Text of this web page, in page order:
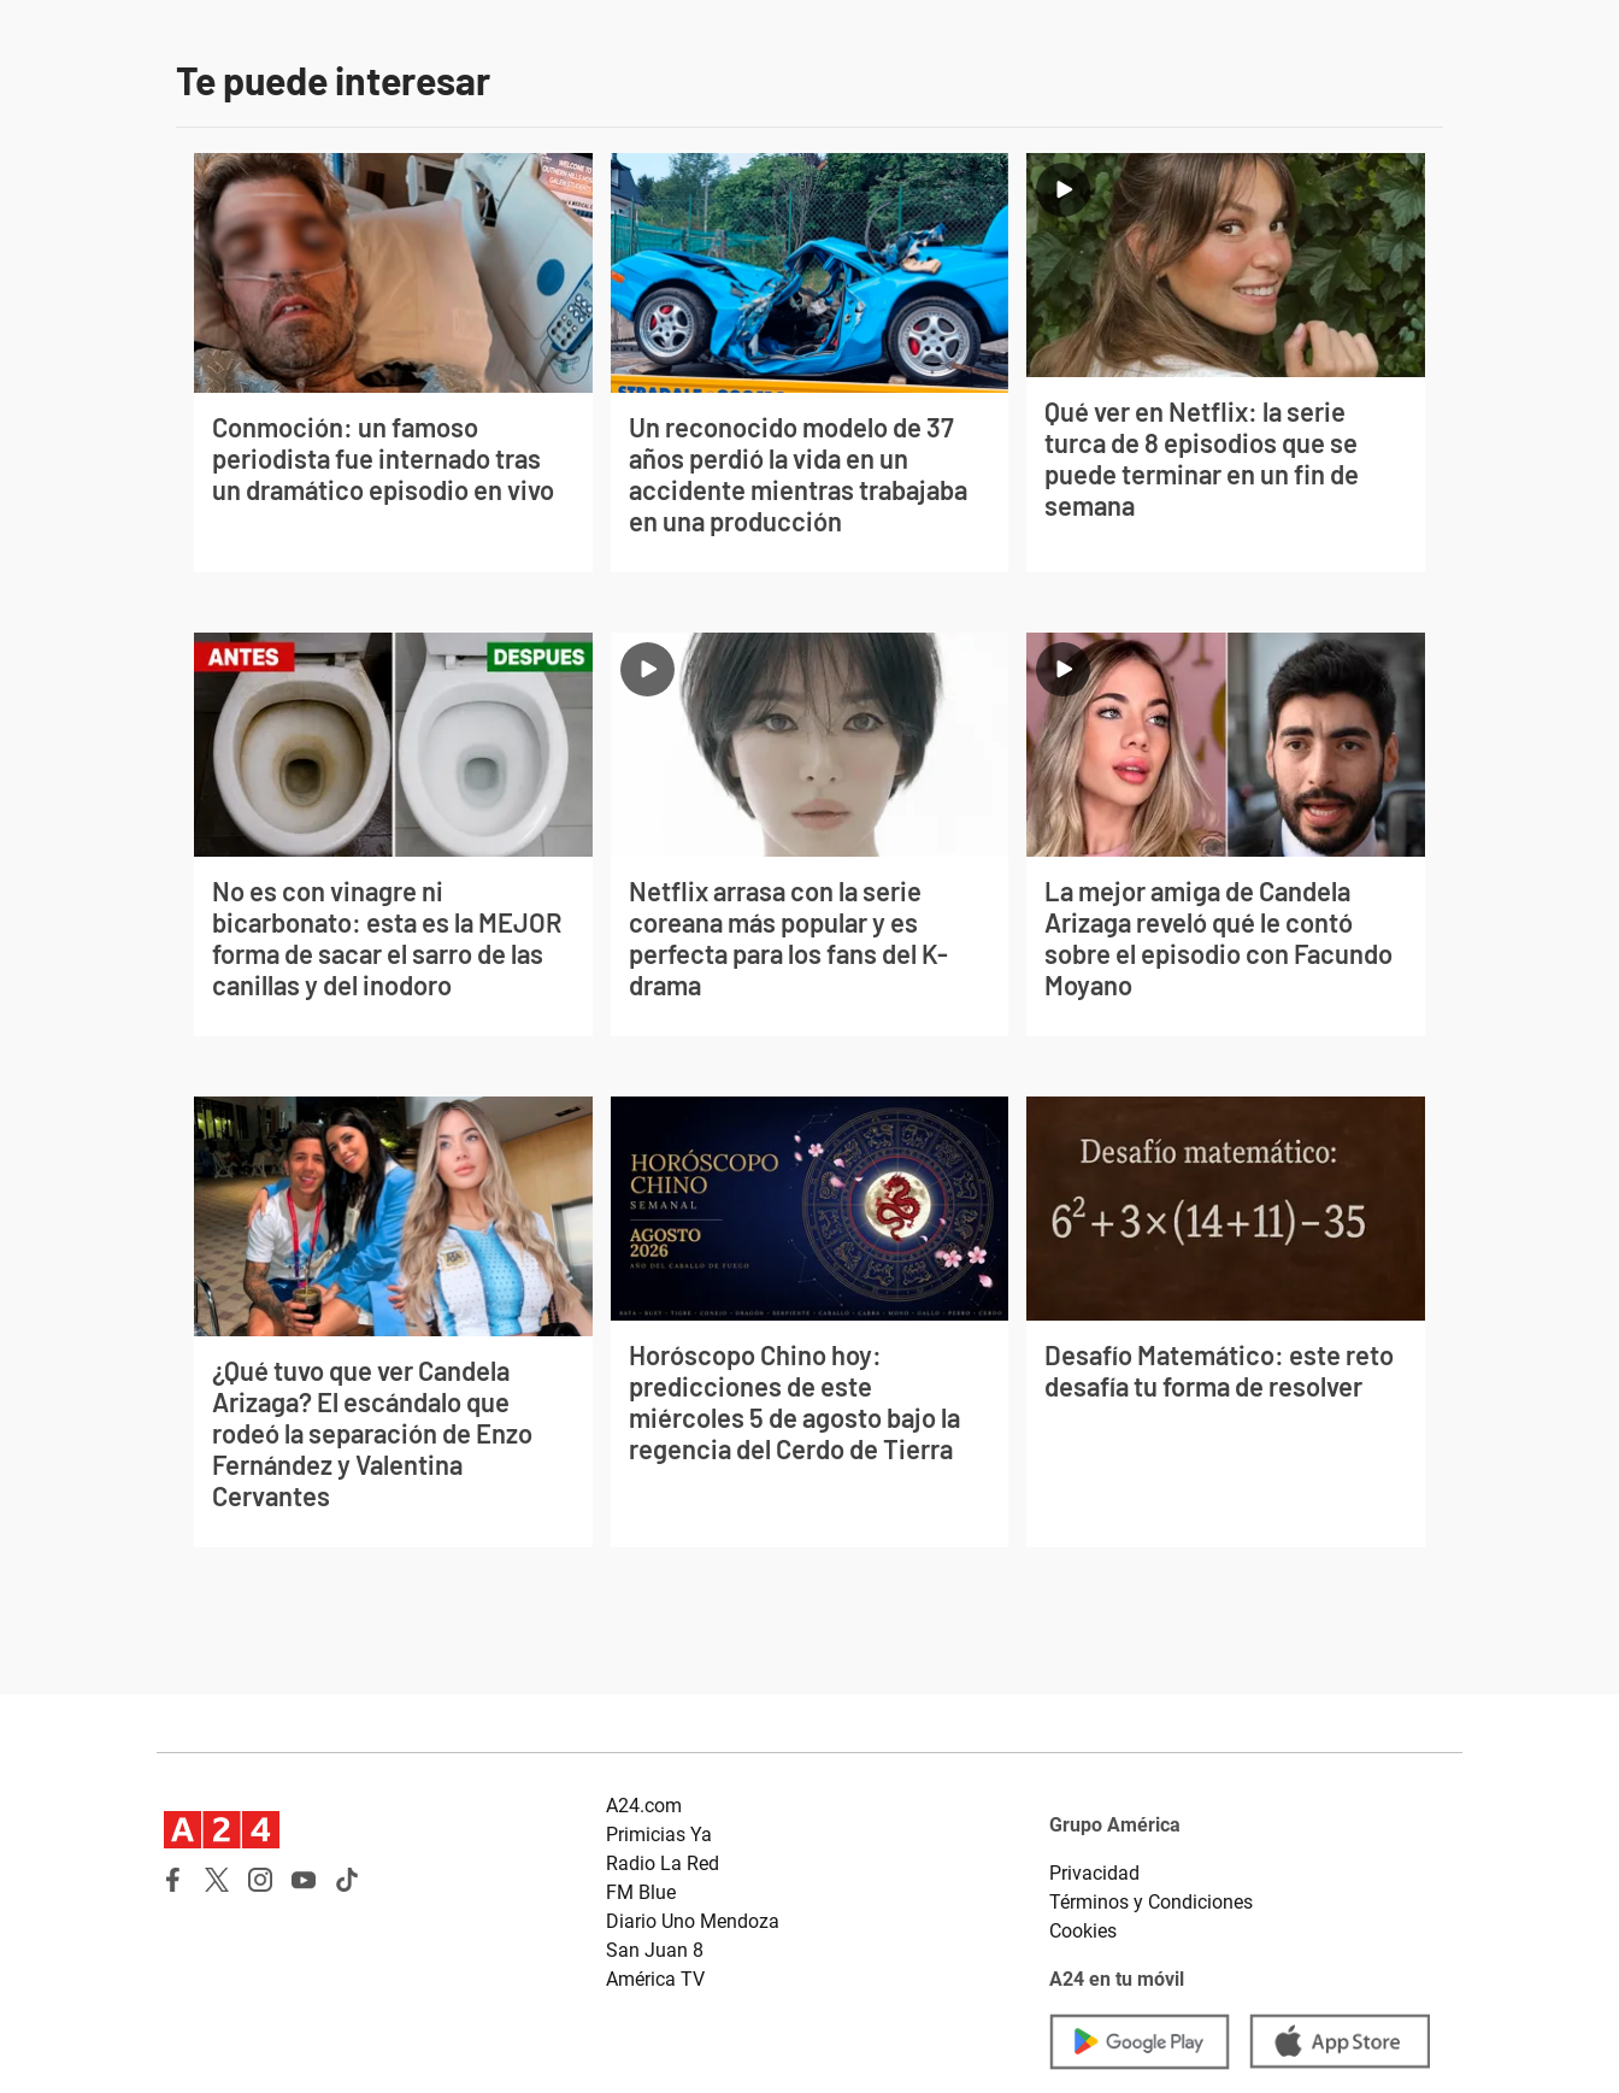
Te puede interesar
Conmoción: un famoso
periodista fue internado tras
un dramático episodio en vivo
Un reconocido modelo de 37
años perdió la vida en un
accidente mientras trabajaba
en una producción
Qué ver en Netflix: la serie
turca de 8 episodios que se
puede terminar en un fin de
semana
No es con vinagre ni
bicarbonato: esta es la MEJOR
forma de sacar el sarro de las
canillas y del inodoro
Netflix arrasa con la serie
coreana más popular y es
perfecta para los fans del K-
drama
La mejor amiga de Candela
Arizaga reveló qué le contó
sobre el episodio con Facundo
Moyano
¿Qué tuvo que ver Candela
Arizaga? El escándalo que
rodeó la separación de Enzo
Fernández y Valentina
Cervantes
Horóscopo Chino hoy:
predicciones de este
miércoles 5 de agosto bajo la
regencia del Cerdo de Tierra
Desafío Matemático: este reto
desafía tu forma de resolver
A24.com
Primicias Ya
Radio La Red
FM Blue
Diario Uno Mendoza
San Juan 8
América TV
Grupo América
Privacidad
Términos y Condiciones
Cookies
A24 en tu móvil